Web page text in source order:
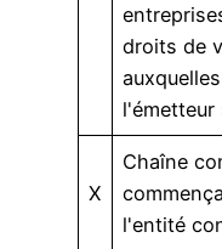
droits de
X
Chaîne
l'entité